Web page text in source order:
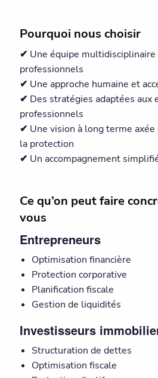
Pourquoi nous choisir
✔ Une équipe multidisciplinaire
professionnels
✔ Une approche humaine et
✔ Des stratégies adaptées aux
professionnels
✔ Une vision à long terme
la protection
✔ Un accompagnement
Ce qu’on peut faire
vous
Entrepreneurs
Optimisation financière
Protection corporative
Planification fiscale
Gestion de liquidités
Investisseurs
Structuration de dettes
Optimisation fiscale